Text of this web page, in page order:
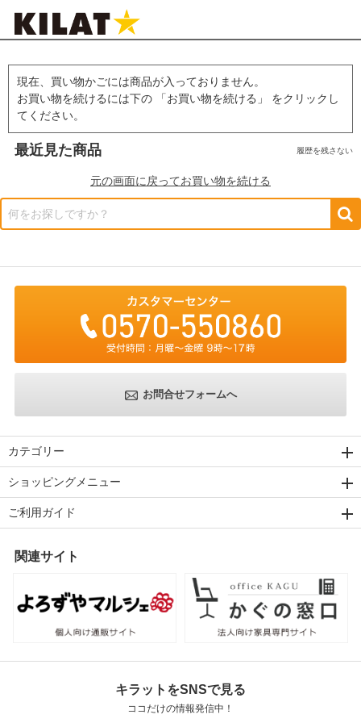
現在、買い物かごには商品が入っておりません。
お買い物を続けるには下の 「お買い物を続ける」 をクリックし
てください。
最近見た商品 履歴を残さない
元の画面に戻ってお買い物を続ける
何をお探しですか？
お問合せフォームへ
カテゴリー
ショッピングメニュー
ご利用ガイド
関連サイト
キラットをSNSで見る
ココだけの情報発信中！